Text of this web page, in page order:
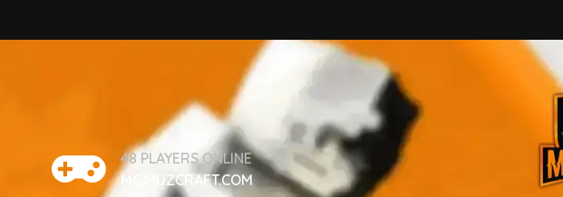
48 PLAYERS ONLINE
MC.MUZCRAFT.COM